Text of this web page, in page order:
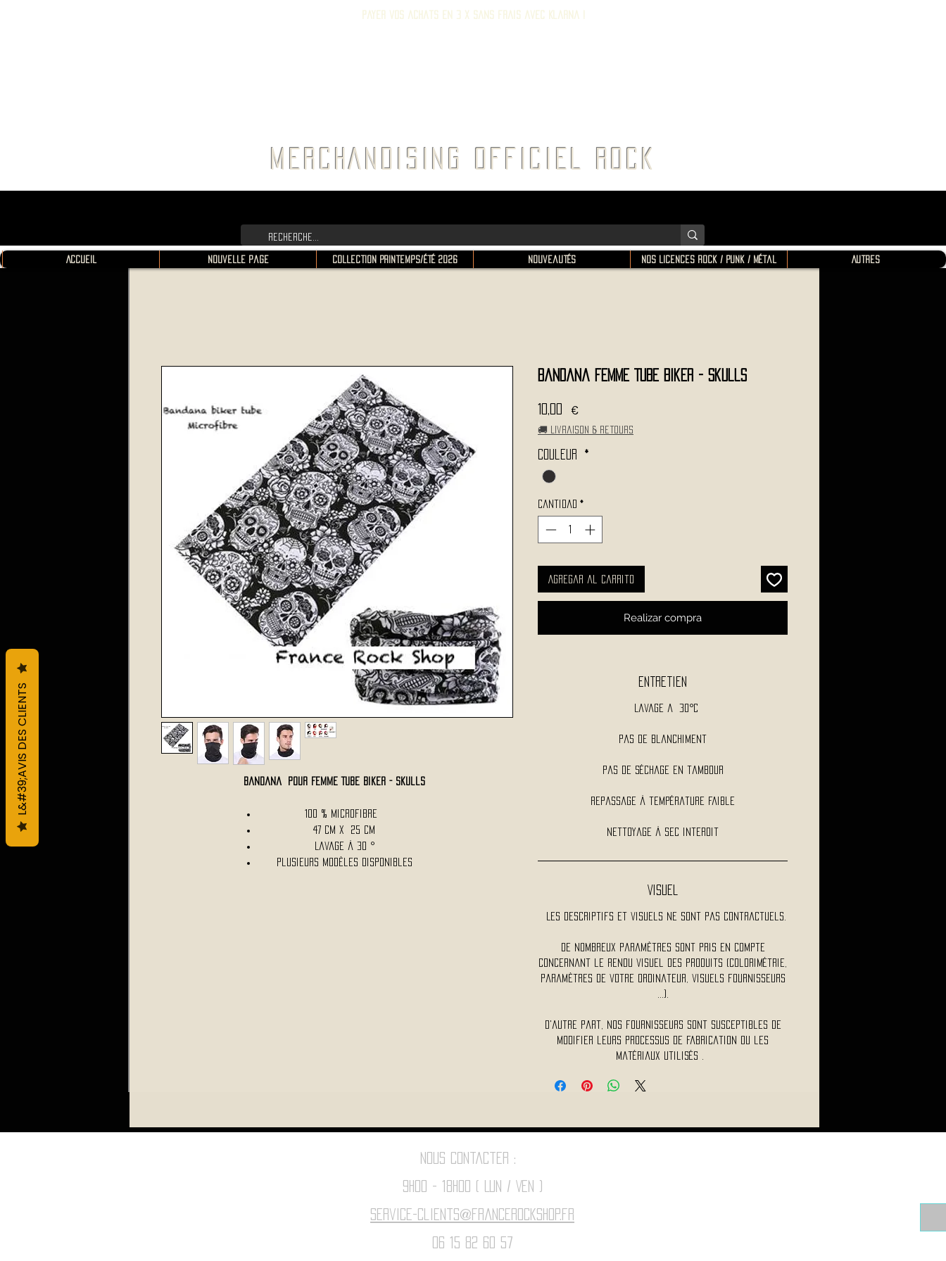
Payer vos achats en 3 x sans frais avec Klarna !
MERCHANDISING OFFICIEL ROCK
Accueil Nouvelle page Collection Printemps/Été 2026 Nouveautés Nos Licences Rock / Punk / Métal Autres
Bandana pour Femme TUBE Biker - Skulls
100 % Microfibre
47 Cm x 25 Cm
Lavage à 30 °
Plusieurs modèles disponibles
Bandana Femme TUBE Biker - Skulls
10,00 €
🚚 Livraison & retours
Couleur *
Cantidad *
Agregar al carrito
Realizar compra
Entretien
Lavage a 30°C
Pas de blanchiment
Pas de séchage en tambour
Repassage à température faible
Nettoyage à sec interdit
Visuel
Les descriptifs et visuels ne sont pas contractuels.
De nombreux paramètres sont pris en compte
concernant le rendu visuel des produits (colorimétrie,
paramètres de votre ordinateur, visuels fournisseurs
D'autre part, nos fournisseurs sont susceptibles de
modifier leurs processus de fabrication ou les
matériaux utilisés .
Nous contacter :
9h00 - 18H00 ( Lun / Ven )
Service-clients@francerockshop.fr
06 15 82 60 57
L&#39;AVIS DES CLIENTS